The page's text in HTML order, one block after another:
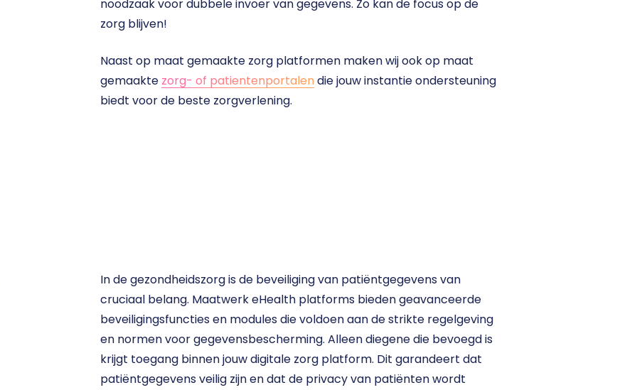
noodzaak voor dubbele invoer van gegevens. Zo kan de focus op de
zorg blijven!
Naast op maat gemaakte zorg platformen maken wij ook op maat
gemaakte zorg- of patientenportalen die jouw instantie ondersteuning
biedt voor de beste zorgverlening.
In de gezondheidszorg is de beveiliging van patiëntgegevens van
cruciaal belang. Maatwerk eHealth platforms bieden geavanceerde
beveiligingsfuncties en modules die voldoen aan de strikte regelgeving
en normen voor gegevensbescherming. Alleen diegene die bevoegd is
krijgt toegang binnen jouw digitale zorg platform. Dit garandeert dat
patiëntgegevens veilig zijn en dat de privacy van patiënten wordt